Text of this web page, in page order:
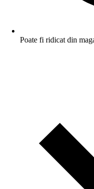
Poate fi ridicat din